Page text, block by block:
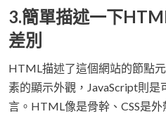
3.簡單描述一下
差別
HTML描述了這個網站的節點
素的顯示外觀，JavaScript則
言。HTML像是骨幹、CSS是外